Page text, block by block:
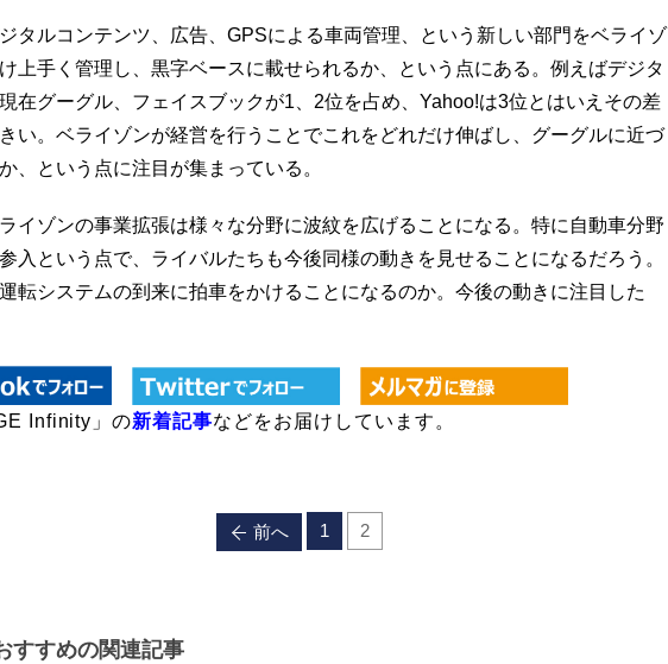
タルコンテンツ、広告、GPSによる車両管理、という新しい部門をベライゾ
上手く管理し、黒字ベースに載せられるか、という点にある。例えばデジタ
在グーグル、フェイスブックが1、2位を占め、Yahoo!は3位とはいえその差
い。ベライゾンが経営を行うことでこれをどれだけ伸ばし、グーグルに近づ
、という点に注目が集まっている。
イゾンの事業拡張は様々な分野に波紋を広げることになる。特に自動車分野
入という点で、ライバルたちも今後同様の動きを見せることになるだろう。
転システムの到来に拍車をかけることになるのか。今後の動きに注目した
Infinity」の新着記事などをお届けしています。
前へ 1 2
すすめの関連記事